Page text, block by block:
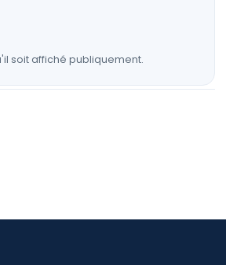
soit affiché publiquement.